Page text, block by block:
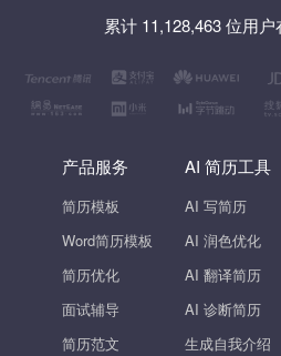
累计 11,128,463 位用
产品服务
简历模板
Word简历模板
简历优化
面试辅导
简历范文
AI 简历工具
AI 写简历
AI 润色优化
AI 翻译简历
AI 诊断简历
生成自我介绍